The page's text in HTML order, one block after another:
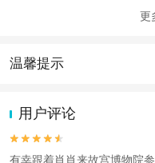
退，在出游前一天23:00前
无其他赔偿，谢谢。
无需取票，请携带下单时预
本产品为散客拼团，请您按
点，导游开始讲团无法接听
退款、产生一切损失有个人
更
温馨提示
动（如跳伞、潜水、滑雪等
2.为普及旅游安全知识及旅
特制定《去哪儿网旅游安全手
用户评论


有幸跟着肖肖来故宫博物院